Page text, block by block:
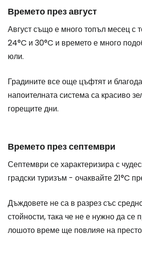
Времето през август
Август също е много топъл месец с
24°C и 30°C и времето е много
юли.
Градините все още цъфтят и
напоителната система са красиво
горещите дни.
Времето през септември
Септември се характеризира с
градски туризъм - очаквайте 21°C
Дъждовете не са в разрез със
стойности, така че не е нужно да се
лошото време ще повлияе на